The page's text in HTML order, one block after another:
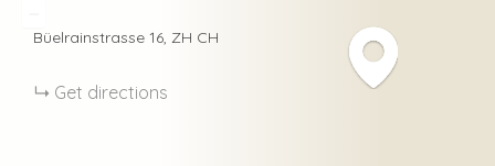
Büelrainstrasse 16 ZH CH
Get directions